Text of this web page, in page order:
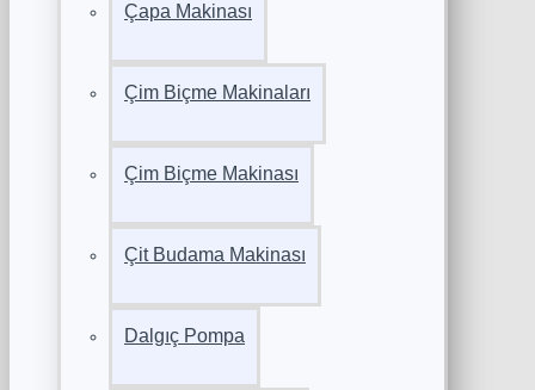
Çapa Makinası
Çim Biçme Makinaları
Çim Biçme Makinası
Çit Budama Makinası
Dalgıç Pompa